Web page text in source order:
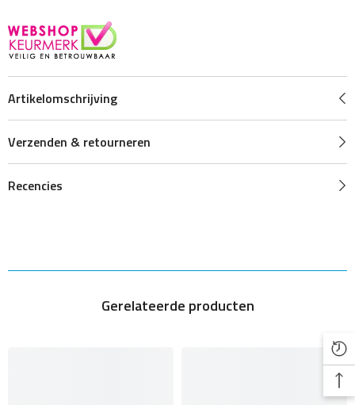
Artikelomschrijving
Verzenden & retourneren
Recencies
Gerelateerde producten